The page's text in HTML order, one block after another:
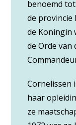
benoemd
de provincie
de Koningin
de Orde van
Cornelissen
haar
ze